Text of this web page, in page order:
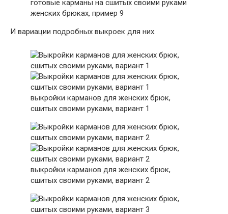
готовые карманы на сшитых своими руками
женских брюках, пример 9
И вариации подробных выкроек для них.
выкройки карманов для женских брюк,
сшитых своими руками, вариант 1
выкройки карманов для женских брюк,
сшитых своими руками, вариант 2